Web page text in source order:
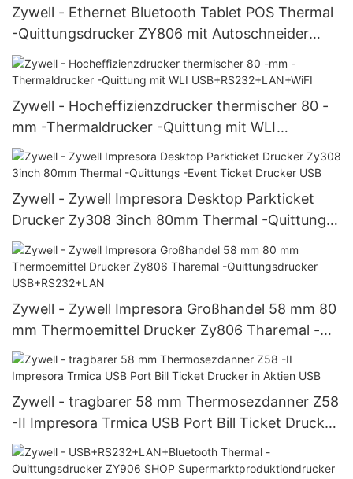
Zywell - Ethernet Bluetooth Tablet POS Thermal
-Quittungsdrucker ZY806 mit Autoschneider
USB+RS232+LAN+BT
Zywell - Hocheffizienzdrucker thermischer 80 -
mm -Thermaldrucker -Quittung mit WLI
USB+RS232+LAN+WiFI
Zywell - Zywell Impresora Desktop Parkticket
Drucker Zy308 3inch 80mm Thermal -Quittungs
-Event Ticket Drucker USB
Zywell - Zywell Impresora Großhandel 58 mm 80
mm Thermoemittel Drucker Zy806 Tharemal -
Quittungsdrucker USB+RS232+LAN
Zywell - tragbarer 58 mm Thermosezdanner Z58
-II Impresora Trmica USB Port Bill Ticket Drucker
in Aktien USB